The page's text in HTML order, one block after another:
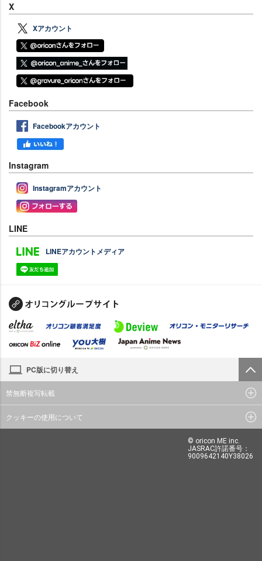
X
Xアカウント
Facebook
Facebookアカウント
Instagram
Instagramアカウント
LINE
LINEアカウントメディア
PC版に切り替え
禁無断複写転載
クッキーの使用について
© oricon ME inc.
JASRAC許諾番号：
9009642140Y38026